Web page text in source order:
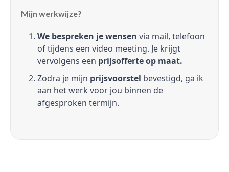
Mijn werkwijze?
We bespreken je wensen via mail, telefoon
of tijdens een video meeting. Je krijgt
vervolgens een prijsofferte op maat.
Zodra je mijn prijsvoorstel bevestigd, ga ik
aan het werk voor jou binnen de
afgesproken termijn.